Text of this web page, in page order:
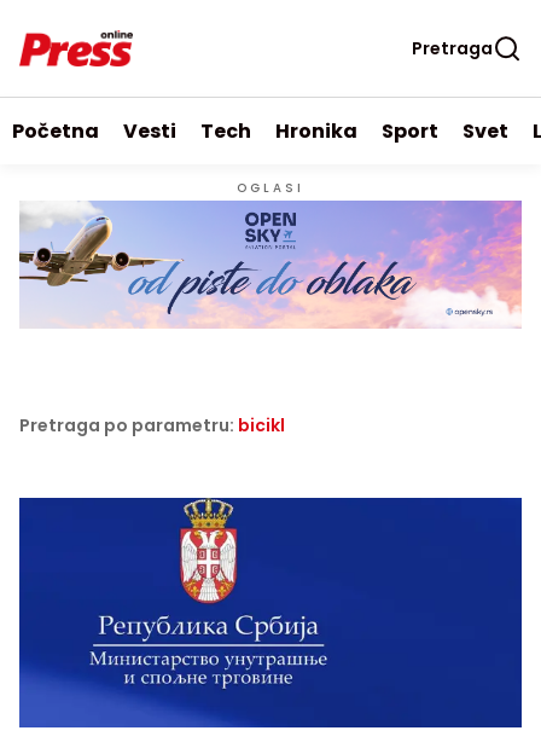
Pretraga
Početna Vesti Tech Hronika Sport Svet
OGLASI
Pretraga po parametru: bicikl